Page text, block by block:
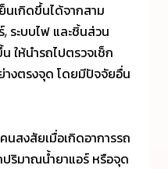
นเกิดขึ้นได้จากสาม
ระบบไฟ และชิ้นส่วน
ให้นำรถไปตรวจเช็ก
างตรงจุด โดยมีปัจจัยอื่น
สงสัยเมื่อเกิดอาการรถ
ปริมาณน้ำยาแอร์ หรือจุด